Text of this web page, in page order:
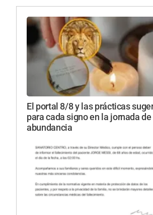
El portal 8/8 y las prácticas
para cada signo en la jornada de
abundancia